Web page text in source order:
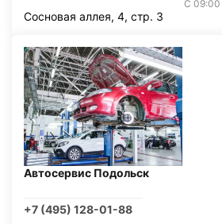
С 09:00
Сосновая аллея, 4, стр. 3
Автосервис Подольск
+7 (495) 128-01-88